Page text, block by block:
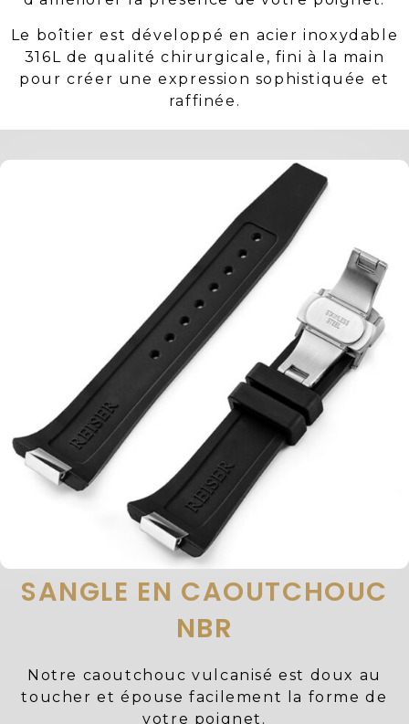
Le boîtier est développé en acier inoxydable
316L de qualité chirurgicale, fini à la main
pour créer une expression sophistiquée et
raffinée.
SANGLE EN CAOUTCHOUC
NBR
Notre caoutchouc vulcanisé est doux au
toucher et épouse facilement la forme de
votre poignet.